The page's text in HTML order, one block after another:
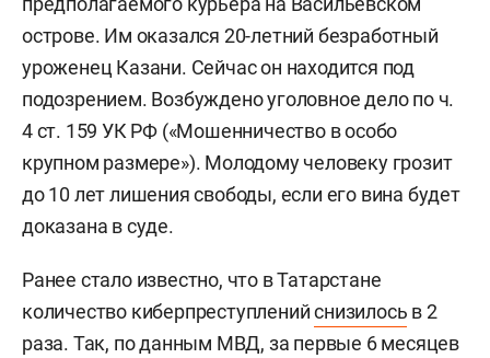
острове. Им оказался 20-летний безработный
уроженец Казани. Сейчас он находится под
подозрением. Возбуждено уголовное дело по ч.
4 ст. 159 УК РФ («Мошенничество в особо
крупном размере»). Молодому человеку грозит
до 10 лет лишения свободы, если его вина будет
доказана в суде.
Ранее стало известно, что в Татарстане
количество киберпреступленийснизилось в 2
раза. Так, по данным МВД, за первые 6 месяцев